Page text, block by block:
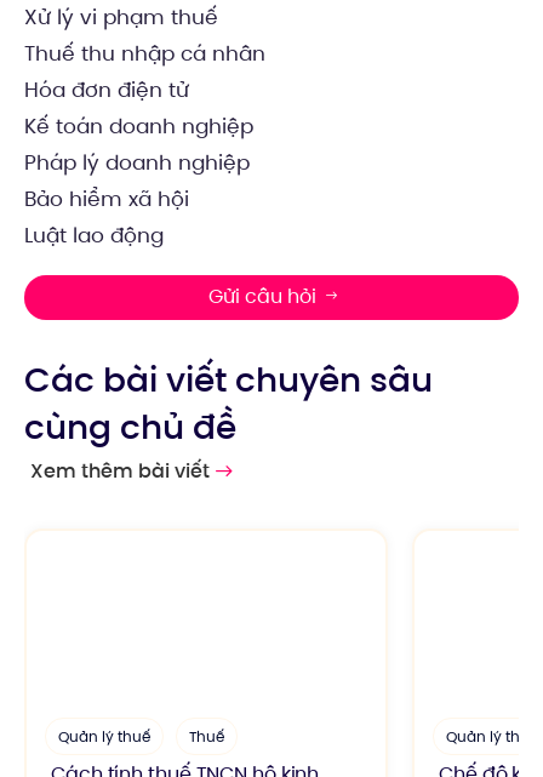
Xử lý vi phạm thuế
Thuế thu nhập cá nhân
Hóa đơn điện tử
Kế toán doanh nghiệp
Pháp lý doanh nghiệp
Bảo hiểm xã hội
Luật lao động
Gửi câu hỏi
Các bài viết chuyên sâu
cùng chủ đề
Xem thêm bài viết
Quản lý thuế Thuế Quản lý thuế